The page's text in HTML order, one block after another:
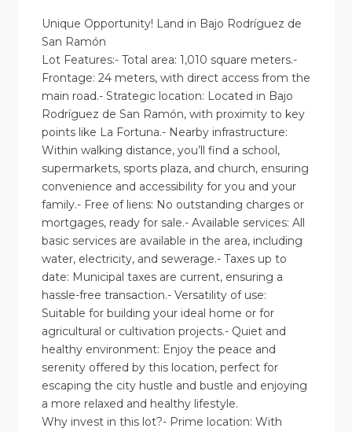
Unique Opportunity! Land in Bajo Rodríguez de
San Ramón
Lot Features:- Total area: 1,010 square meters.-
Frontage: 24 meters, with direct access from the
main road.- Strategic location: Located in Bajo
Rodríguez de San Ramón, with proximity to key
points like La Fortuna.- Nearby infrastructure:
Within walking distance, you’ll find a school,
supermarkets, sports plaza, and church, ensuring
convenience and accessibility for you and your
family.- Free of liens: No outstanding charges or
mortgages, ready for sale.- Available services: All
basic services are available in the area, including
water, electricity, and sewerage.- Taxes up to
date: Municipal taxes are current, ensuring a
hassle-free transaction.- Versatility of use:
Suitable for building your ideal home or for
agricultural or cultivation projects.- Quiet and
healthy environment: Enjoy the peace and
serenity offered by this location, perfect for
escaping the city hustle and bustle and enjoying
a more relaxed and healthy lifestyle.
Why invest in this lot?- Prime location: With